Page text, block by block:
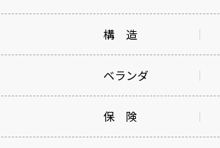
構 造
ベランダ
保 険